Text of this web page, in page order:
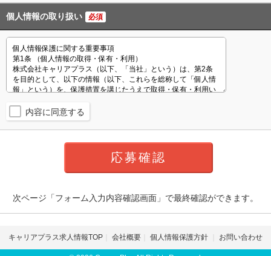
個人情報の取り扱い 必須
内容に同意する
次ページ「フォーム入力内容確認画面」で最終確認ができます。
キャリアプラス求人情報TOP 会社概要 個人情報保護方針 お問い合わせ